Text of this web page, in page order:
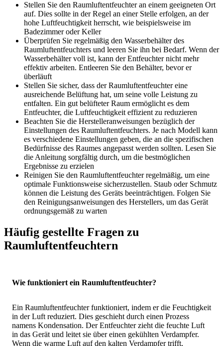
Stellen Sie den Raumluftentfeuchter an einem geeigneten Ort
auf. Dies sollte in der Regel an einer Stelle erfolgen, an der
hohe Luftfeuchtigkeit herrscht, wie beispielsweise im
Badezimmer oder Keller
Überprüfen Sie regelmäßig den Wasserbehälter des
Raumluftentfeuchters und leeren Sie ihn bei Bedarf. Wenn der
Wasserbehälter voll ist, kann der Entfeuchter nicht mehr
effektiv arbeiten. Entleeren Sie den Behälter, bevor er
überläuft
Stellen Sie sicher, dass der Raumluftentfeuchter eine
ausreichende Belüftung hat, um seine volle Leistung zu
entfalten. Ein gut belüfteter Raum ermöglicht es dem
Entfeuchter, die Luftfeuchtigkeit effizient zu reduzieren
Beachten Sie die Herstelleranweisungen bezüglich der
Einstellungen des Raumluftentfeuchters. Je nach Modell kann
es verschiedene Einstellungen geben, die an die spezifischen
Bedürfnisse des Raumes angepasst werden sollten. Lesen Sie
die Anleitung sorgfältig durch, um die bestmöglichen
Ergebnisse zu erzielen
Reinigen Sie den Raumluftentfeuchter regelmäßig, um eine
optimale Funktionsweise sicherzustellen. Staub oder Schmutz
können die Leistung des Geräts beeinträchtigen. Folgen Sie
den Reinigungsanweisungen des Herstellers, um das Gerät
ordnungsgemäß zu warten
Häufig gestellte Fragen zu
Raumluftentfeuchtern
Wie funktioniert ein Raumluftentfeuchter?
Ein Raumluftentfeuchter funktioniert, indem er die Feuchtigkeit
in der Luft reduziert. Dies geschieht durch einen Prozess
namens Kondensation. Der Entfeuchter zieht die feuchte Luft
in das Gerät und leitet sie über einen gekühlten Verdampfer.
Wenn die warme Luft auf den kalten Verdampfer trifft,